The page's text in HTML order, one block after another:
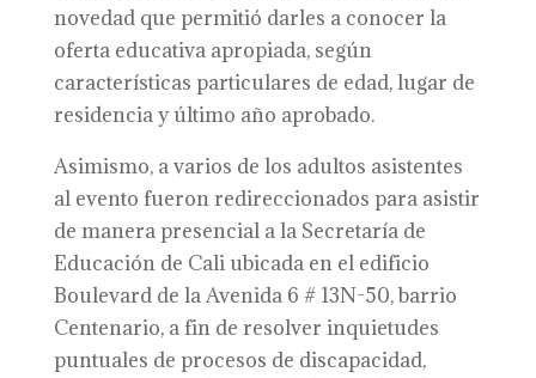
novedad que permitió darles a conocer la
oferta educativa apropiada, según
características particulares de edad, lugar de
residencia y último año aprobado.
Asimismo, a varios de los adultos asistentes
al evento fueron redireccionados para asistir
de manera presencial a la Secretaría de
Educación de Cali ubicada en el edificio
Boulevard de la Avenida 6 # 13N-50, barrio
Centenario, a fin de resolver inquietudes
puntuales de procesos de discapacidad,